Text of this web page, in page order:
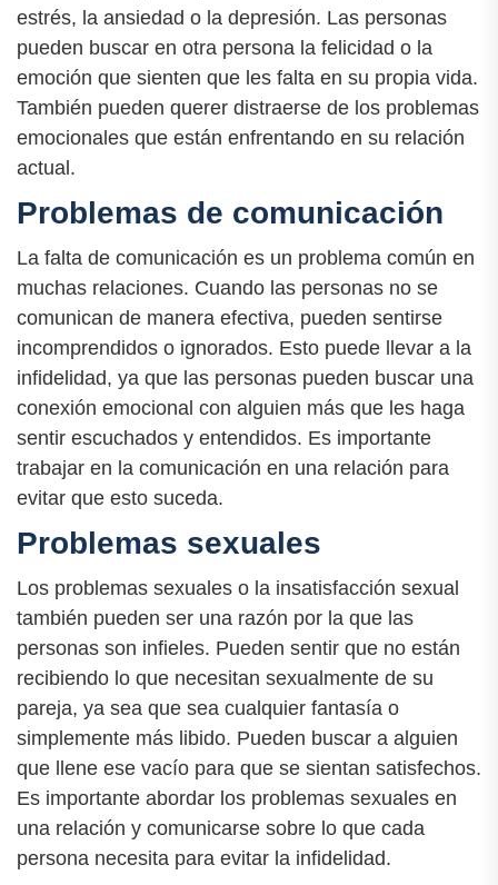
estrés, la ansiedad o la depresión. Las personas
pueden buscar en otra persona la felicidad o la
emoción que sienten que les falta en su propia vida.
También pueden querer distraerse de los problemas
emocionales que están enfrentando en su relación
actual.
Problemas de comunicación
La falta de comunicación es un problema común en
muchas relaciones. Cuando las personas no se
comunican de manera efectiva, pueden sentirse
incomprendidos o ignorados. Esto puede llevar a la
infidelidad, ya que las personas pueden buscar una
conexión emocional con alguien más que les haga
sentir escuchados y entendidos. Es importante
trabajar en la comunicación en una relación para
evitar que esto suceda.
Problemas sexuales
Los problemas sexuales o la insatisfacción sexual
también pueden ser una razón por la que las
personas son infieles. Pueden sentir que no están
recibiendo lo que necesitan sexualmente de su
pareja, ya sea que sea cualquier fantasía o
simplemente más libido. Pueden buscar a alguien
que llene ese vacío para que se sientan satisfechos.
Es importante abordar los problemas sexuales en
una relación y comunicarse sobre lo que cada
persona necesita para evitar la infidelidad.